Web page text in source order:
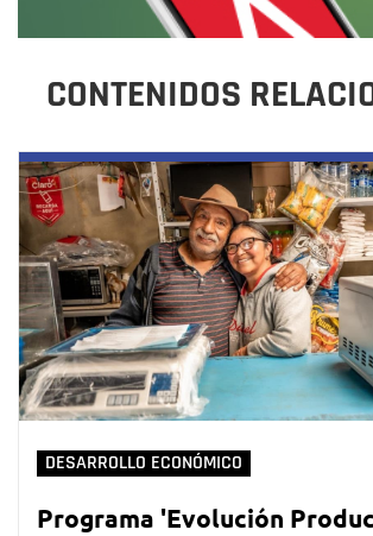
CONTENIDOS
DESARROLLO ECONÓMICO
Programa 'Evolución